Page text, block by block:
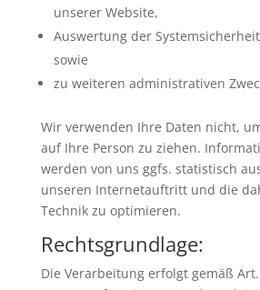
unserer Website,
Auswertung der
sowie
zu weiteren administrativen
Wir verwenden Ihre Daten nicht,
auf Ihre Person zu ziehen.
werden von uns ggfs. statistisch
unseren Internetauftritt und die
Technik zu optimieren.
Rechtsgrundlage:
Die Verarbeitung erfolgt gemäß